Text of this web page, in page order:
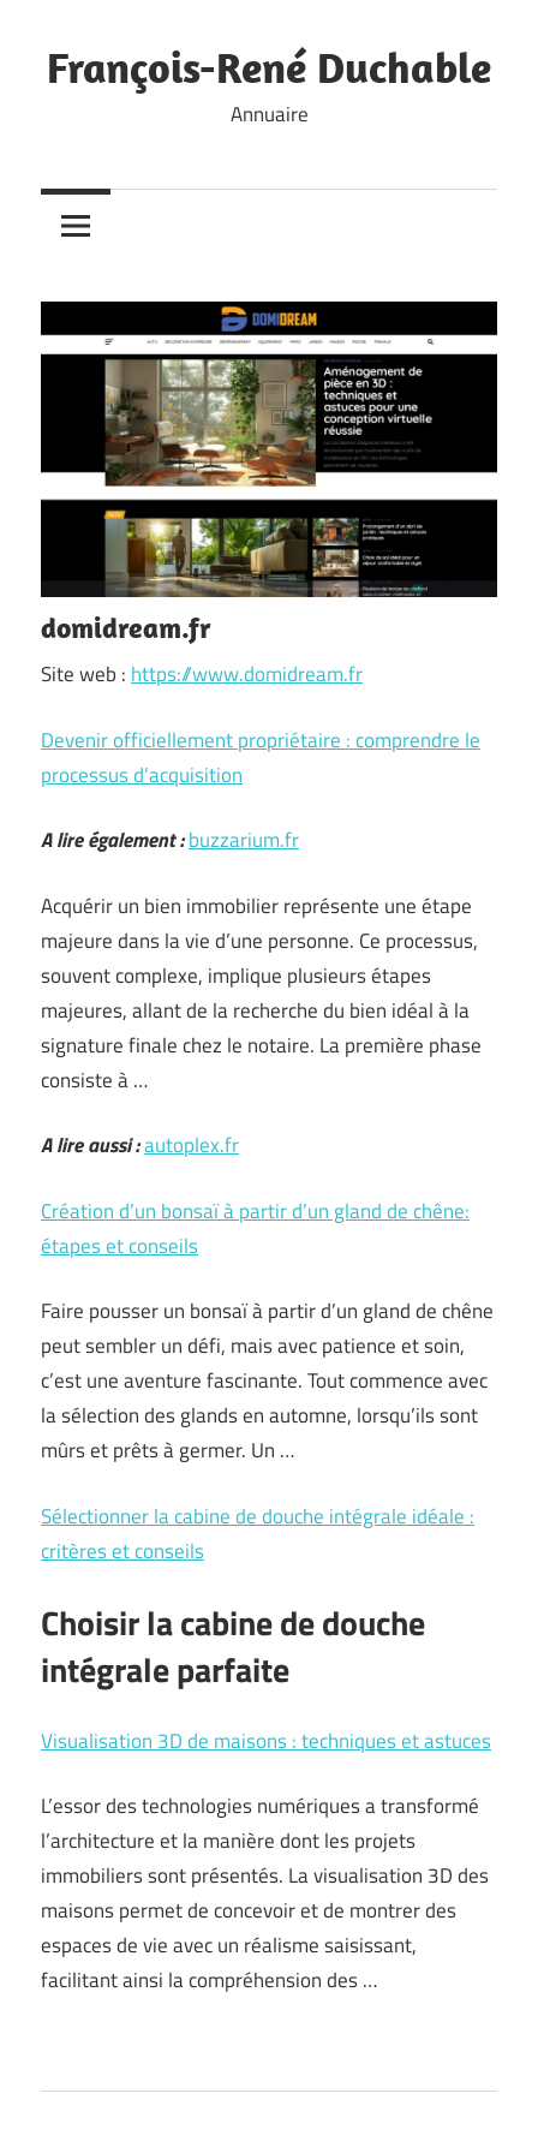
to
content
François-René Duchable
Annuaire
domidream.fr
Site web : https://www.domidream.fr
Devenir officiellement propriétaire : comprendre le
processus d’acquisition
A lire également :buzzarium.fr
Acquérir un bien immobilier représente une étape
majeure dans la vie d’une personne. Ce processus,
souvent complexe, implique plusieurs étapes
majeures, allant de la recherche du bien idéal à la
signature finale chez le notaire. La première phase
consiste à …
A lire aussi :autoplex.fr
Création d’un bonsaï à partir d’un gland de chêne:
étapes et conseils
Faire pousser un bonsaï à partir d’un gland de chêne
peut sembler un défi, mais avec patience et soin,
c’est une aventure fascinante. Tout commence avec
la sélection des glands en automne, lorsqu’ils sont
mûrs et prêts à germer. Un …
Sélectionner la cabine de douche intégrale idéale :
critères et conseils
Choisir la cabine de douche
intégrale parfaite
Visualisation 3D de maisons : techniques et astuces
L’essor des technologies numériques a transformé
l’architecture et la manière dont les projets
immobiliers sont présentés. La visualisation 3D des
maisons permet de concevoir et de montrer des
espaces de vie avec un réalisme saisissant,
facilitant ainsi la compréhension des …